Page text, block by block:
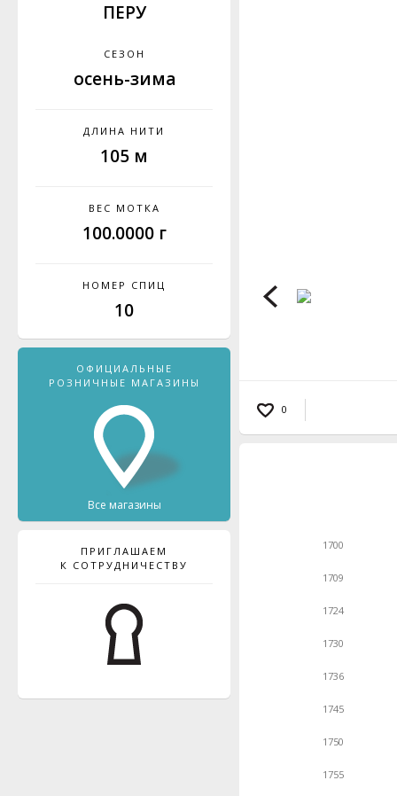
ПЕРУ
СЕЗОН
осень-зима
ДЛИНА НИТИ
105 м
ВЕС МОТКА
100.0000 г
НОМЕР СПИЦ
10
ОФИЦИАЛЬНЫЕ
РОЗНИЧНЫЕ МАГАЗИНЫ
Все магазины
ПРИГЛАШАЕМ
К СОТРУДНИЧЕСТВУ
0
1700
1709
1724
1730
1736
1745
1750
1755